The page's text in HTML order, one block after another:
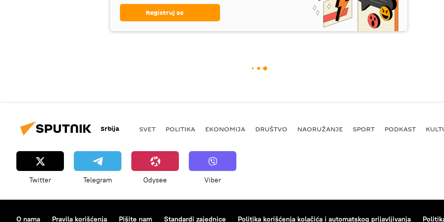
Registruj se
Srbija SVET POLITIKA EKONOMIJA DRUŠTVO NAORUŽANJE SPORT PODKAST
Twitter Telegram Odysee Viber
O nama Pravila korišćenja Pišite nam Standardi zajednice Politika korišćenja kolačića i automatskog prijavljivanja